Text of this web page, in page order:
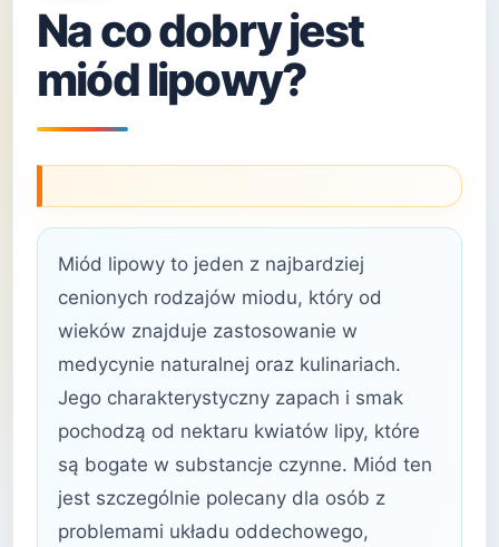
Na co dobry jest
miód lipowy?
Miód lipowy to jeden z najbardziej
cenionych rodzajów miodu, który od
wieków znajduje zastosowanie w
medycynie naturalnej oraz kulinariach.
Jego charakterystyczny zapach i smak
pochodzą od nektaru kwiatów lipy, które
są bogate w substancje czynne. Miód ten
jest szczególnie polecany dla osób z
problemami układu oddechowego,